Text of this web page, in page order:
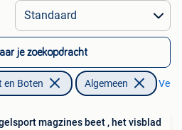
je zoekopdracht
en Boten Algemeen
magzines beet , het visblad